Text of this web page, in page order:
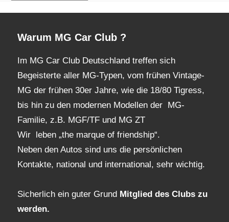
Warum MG Car Club ?
Im MG Car Club Deutschland treffen sich
Begeisterte aller MG-Typen, vom frühen Vintage-
MG der frühen 30er Jahre, wie die 18/80 Tigress,
bis hin zu den modernen Modellen der MG-
Familie, z.B. MGF/TF und MG ZT
Wir leben „the marque of friendship“.
Neben den Autos sind uns die persönlichen
Kontakte, national und international, sehr wichtig.
Sicherlich ein guter Grund Mitglied des Clubs zu
werden.